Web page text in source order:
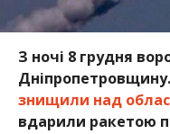
З ночі 8 грудня
Дніпропетровщину.
знищили над
вдарили ракетою